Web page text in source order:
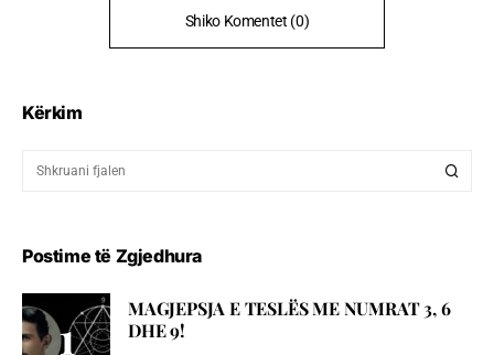
Shiko Komentet (0)
Kërkim
Postime të Zgjedhura
MAGJEPSJA E TESLËS ME NUMRAT 3, 6
DHE 9!